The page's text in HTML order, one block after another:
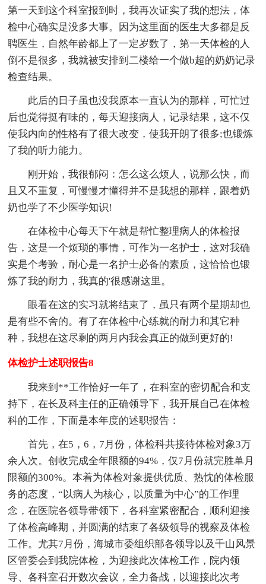
第一天到这个科室报到时，我再次证实了我的想法，体
检中心确实是没多大事。因为这里面的医生大多都是反
聘医生，自然年龄都上了一定岁数了，第一天体检的人
倒不是很多，我就被安排到二楼给一个做b超的奶奶记录
检查结果。
此后的日子虽也没我原本一直认为的那样，可忙过
后也觉得挺有味的，每天迎接病人，记录结果，这不仅
使我内向的性格有了很大改变，使我开朗了很多;也锻炼
了我的听力能力。
刚开始，我很郁闷：怎么这么烦人，说那么快，而
且又不重复，可慢慢才懂得并不是我想的那样，跟着奶
奶也学了不少医学知识!
在体检中心每天下午就是帮忙整理病人的体检报
告，这是一个烦琐的事情，可作为一名护士，这对我确
实是个考验，耐心是一名护士必备的素质，这恰恰也锻
炼了我的耐力，我真的'很感谢这里。
眼看在这的实习就将结束了，虽只有两个星期却也
是有些不舍的。有了在体检中心练就的耐力和其它种
种，我想在这尽剩的两月内我会真正的做到更好的!
体检护士述职报告8
我来到**工作恰好一年了，在科室的密切配合和支
持下，在长及科主任的正确领导下，我开展自己在体检
科的工作，下面是本年度的述职报告：
首先，在5，6，7月份，体检科共接待体检对象3万
余人次。创收完成全年限额的94%，仅7月份就完胜单月
限额的300%。本着为体检对象提供优质、热忱的体检服
务的态度，“以病人为核心，以质量为中心”的工作理
念，在医院各领导带领下，各科室紧密配合，顺利迎接
了体检高峰期，并圆满的结束了各级领导的视察及体检
工作。尤其7月份，海城市委组织部各领导以及千山风景
区管委会到我院体检，为迎接此次体检工作，院内领
导、各科室召开数次会议，全力备战，以迎接此次考